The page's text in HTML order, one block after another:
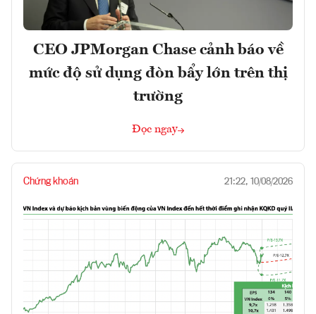
CEO JPMorgan Chase cảnh báo về
mức độ sử dụng đòn bẩy lớn trên thị
trường
Đọc ngay
Chứng khoán 21:22, 10/08/2026